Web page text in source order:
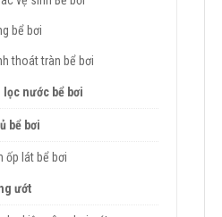
bể bơi
thoát tràn bể bơi
nước bể bơi
bể bơi
ốp lát bể bơi
ướt